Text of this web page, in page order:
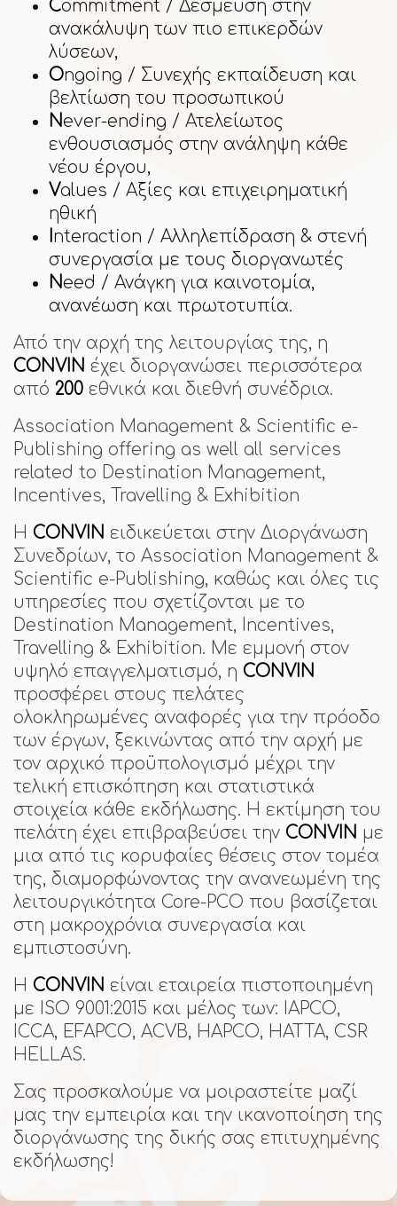
Commitment / Δέσμευση στην
ανακάλυψη των πιο επικερδών
λύσεων,
Ongoing / Συνεχής εκπαίδευση και
βελτίωση του προσωπικού
Never-ending / Ατελείωτος
ενθουσιασμός στην ανάληψη κάθε
νέου έργου,
Values / Αξίες και επιχειρηματική
ηθική
nteraction / Αλληλεπίδραση & στενή
συνεργασία με τους διοργανωτές
Need / Ανάγκη για καινοτομία,
ανανέωση και πρωτοτυπία.
Από την αρχή της λειτουργίας της, η
CONVIN έχει διοργανώσει περισσότερα
από 200 εθνικά και διεθνή συνέδρια.
Association Management & Scientific e-
Publishing offering as well all services
related to Destination Management,
Incentives, Travelling & Exhibition
Η CONVIN ειδικεύεται στην Διοργάνωση
Συνεδρίων, το Association Management &
Scientific e-Publishing, καθώς και όλες τις
υπηρεσίες που σχετίζονται με το
Destination Management, Incentives,
Travelling & Exhibition. Με εμμονή στον
υψηλό επαγγελματισμό, η CONVIN
προσφέρει στους πελάτες
ολοκληρωμένες αναφορές για την πρόοδο
των έργων, ξεκινώντας από την αρχή με
τον αρχικό προϋπολογισμό μέχρι την
τελική επισκόπηση και στατιστικά
στοιχεία κάθε εκδήλωσης. Η εκτίμηση του
πελάτη έχει επιβραβεύσει την CONVIN με
μια από τις κορυφαίες θέσεις στον τομέα
της, διαμορφώνοντας την ανανεωμένη της
λειτουργικότητα Core-PCO που βασίζεται
στη μακροχρόνια συνεργασία και
εμπιστοσύνη.
Η CONVIN είναι εταιρεία πιστοποιημένη
με ISO 9001:2015 και μέλος των: IAPCO,
ICCA, EFAPCO, ACVB, HAPCO, HATTA, CSR
HELLAS.
Σας προσκαλούμε να μοιραστείτε μαζί
μας την εμπειρία και την ικανοποίηση της
διοργάνωσης της δικής σας επιτυχημένης
εκδήλωσης!